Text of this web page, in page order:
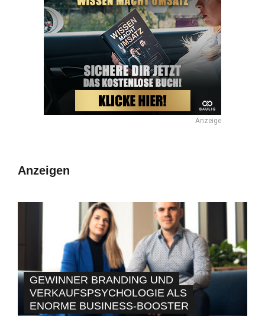
Anzeige
Anzeigen
GEWINNER BRANDING UND
VERKAUFSPSYCHOLOGIE ALS
ENORME BUSINESS-BOOSTER